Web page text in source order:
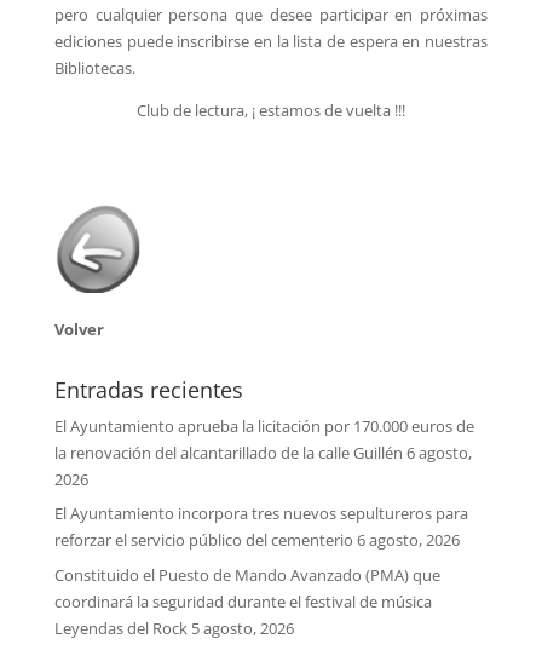
pero cualquier persona que desee participar en próximas
ediciones puede inscribirse en la lista de espera en nuestras
Bibliotecas.
Club de lectura, ¡ estamos de vuelta !!!
Volver
Entradas recientes
El Ayuntamiento aprueba la licitación por 170.000 euros de
la renovación del alcantarillado de la calle Guillén 6 agosto,
2026
El Ayuntamiento incorpora tres nuevos sepultureros para
reforzar el servicio público del cementerio 6 agosto, 2026
Constituido el Puesto de Mando Avanzado (PMA) que
coordinará la seguridad durante el festival de música
Leyendas del Rock 5 agosto, 2026